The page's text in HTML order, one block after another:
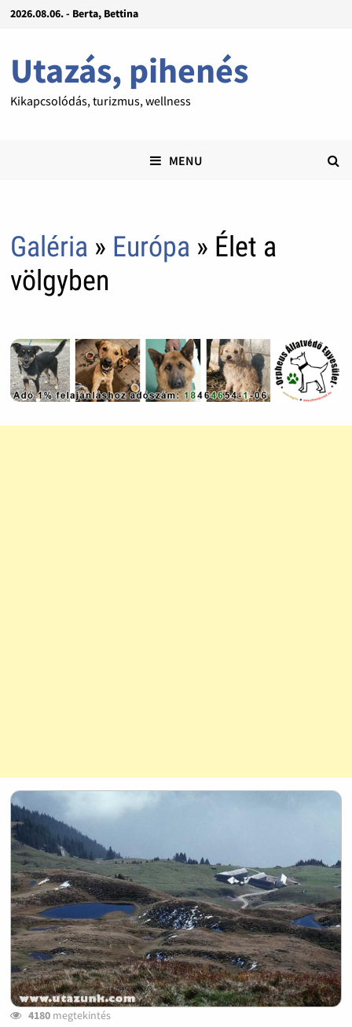
2026.08.06. - Berta, Bettina
Utazás, pihenés
Kikapcsolódás, turizmus, wellness
MENU
Galéria » Európa » Élet a
völgyben
4180megtekintés